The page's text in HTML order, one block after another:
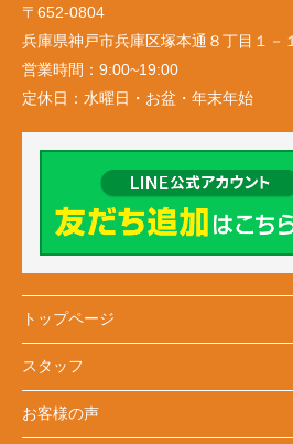
〒652-0804
兵庫県神戸市兵庫区塚本通８丁目１－
営業時間： 9:00~19:00
定休日： 水曜日・お盆・年末年始
トップページ
スタッフ
お客様の声